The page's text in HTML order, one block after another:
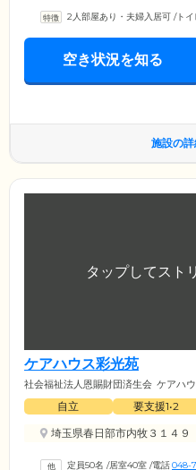
2人部屋あり・夫婦入居可 /ト
空き状況を知る
施設の
ケアハウス彩光苑
社会福祉法人恩賜財団済生会 ケアハ
自立 要支援1•2
埼玉県春日部市内牧３１４９
定員50名 /居室40室 /電話048-